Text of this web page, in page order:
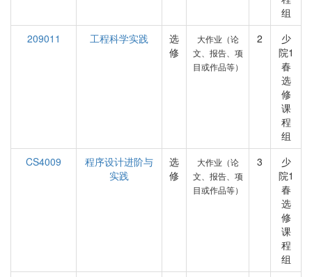
组
209011
工程科学实践
选
修
大作业（论
文、报告、项
目或作品等）
2
少
院1
春
选
修
课
程
组
CS4009
程序设计进阶与
实践
选
修
大作业（论
文、报告、项
目或作品等）
3
少
院1
春
选
修
课
程
组